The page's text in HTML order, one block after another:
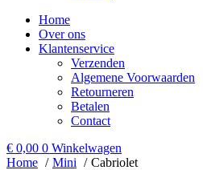
Home
Over ons
Klantenservice
Verzenden
Algemene Voorwaarden
Retourneren
Betalen
Contact
€ 0,00 0 Winkelwagen
Home
Mini Cabriolet